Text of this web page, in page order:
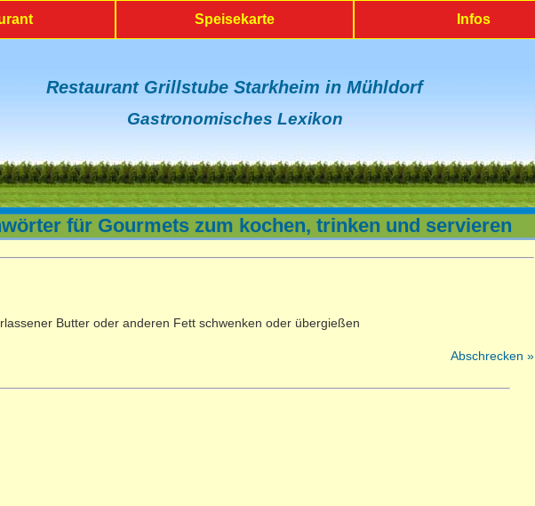
Speisekarte Infos
Restaurant Grillstube Starkheim in Mühldorf
Gastronomisches Lexikon
für Gourmets zum kochen, trinken und servieren
Butter oder anderen Fett schwenken oder übergießen
Abschrecken »